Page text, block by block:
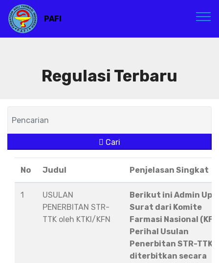
PAFI
Regulasi Terbaru
Cari
No Judul Penjelasan Singkat
1
USULAN
PENERBITAN STR-
TTK oleh KTKI/KFN
Berikut ini Admin
Surat dari Komite
Farmasi Nasional
Perihal Usulan
Penerbitan STR-TTK
diterbitkan secara